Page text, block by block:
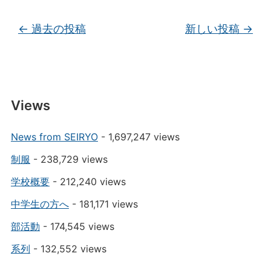
投稿ナビゲーション
← 過去の投稿 新しい投稿 →
Views
News from SEIRYO- 1,697,247 views
制服 - 238,729 views
学校概要- 212,240 views
中学生の方へ- 181,171 views
部活動 - 174,545 views
系列 - 132,552 views